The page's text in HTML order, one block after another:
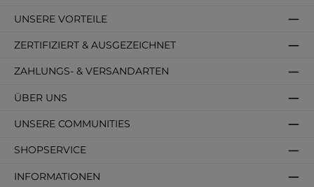
SHOPSERVICE
INFORMATIONEN
ZAHLUNGS- & VERSANDARTEN
ÜBER UNS
ZERTIFIZIERT & AUSGEZEICHNET
UNSERE VORTEILE
UNSERE COMMUNITIES